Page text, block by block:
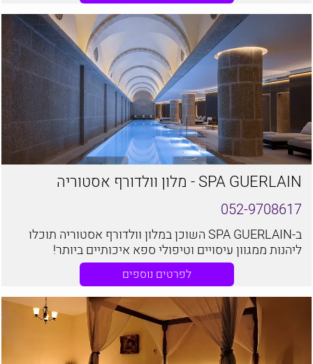
SPA GUERLAIN - מלון וולדורף אסטוריה
052-9708617
ב-SPA GUERLAIN השוכן במלון וולדורף אסטוריה תוכלו
ליהנות ממגוון עיסויים וטיפולי ספא איכותיים ביותר!
לפרטים נוספים